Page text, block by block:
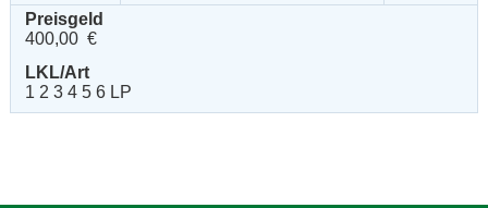
Preisgeld
400,00 €
LKL/Art
1 2 3 4 5 6 LP